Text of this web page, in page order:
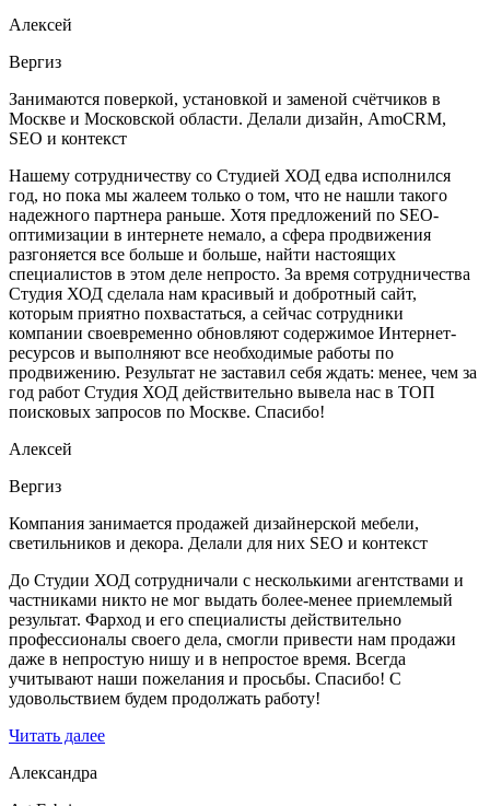
Алексей
Вергиз
Занимаются поверкой, установкой и заменой счётчиков в
Москве и Московской области. Делали дизайн, AmoCRM,
SEO и контекст
Нашему сотрудничеству со Студией ХОД едва исполнился
год, но пока мы жалеем только о том, что не нашли такого
надежного партнера раньше. Хотя предложений по SEO-
оптимизации в интернете немало, а сфера продвижения
разгоняется все больше и больше, найти настоящих
специалистов в этом деле непросто. За время сотрудничества
Студия ХОД сделала нам красивый и добротный сайт,
которым приятно похвастаться, а сейчас сотрудники
компании своевременно обновляют содержимое Интернет-
ресурсов и выполняют все необходимые работы по
продвижению. Результат не заставил себя ждать: менее, чем за
год работ Студия ХОД действительно вывела нас в ТОП
поисковых запросов по Москве. Спасибо!
Алексей
Вергиз
Компания занимается продажей дизайнерской мебели,
светильников и декора. Делали для них SEO и контекст
До Студии ХОД сотрудничали с несколькими агентствами и
частниками никто не мог выдать более-менее приемлемый
результат. Фарход и его специалисты действительно
профессионалы своего дела, смогли привести нам продажи
даже в непростую нишу и в непростое время. Всегда
учитывают наши пожелания и просьбы. Спасибо! С
удовольствием будем продолжать работу!
Читать далее
Александра